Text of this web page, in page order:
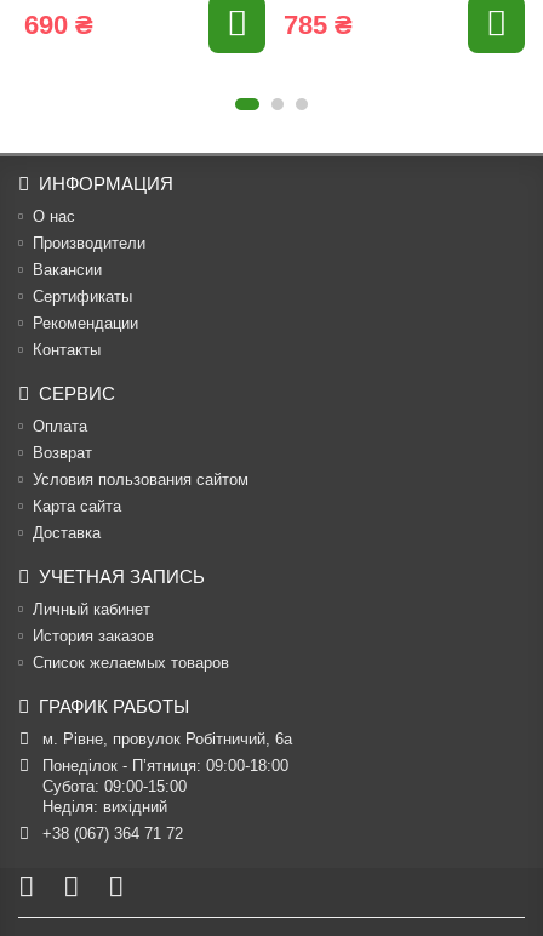
690 ₴ 785 ₴
ИНФОРМАЦИЯ
О нас
Производители
Вакансии
Cертификаты
Рекомендации
Контакты
СЕРВИС
Оплата
Возврат
Условия пользования сайтом
Карта сайта
Доставка
УЧЕТНАЯ ЗАПИСЬ
Личный кабинет
История заказов
Список желаемых товаров
ГРАФИК РАБОТЫ
м. Рівне, провулок Робітничий, 6а
Понеділок - П’ятниця: 09:00-18:00
Субота: 09:00-15:00
Неділя: вихідний
+38 (067) 364 71 72